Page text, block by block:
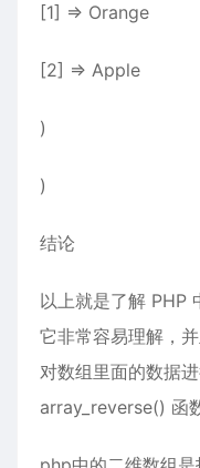
[1] => Orange
[2] => Apple
)
)
结论
以上就是了解 PHP
它非常容易理解，
对数组里面的数据
array_reverse() 函